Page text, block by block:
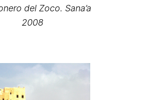
del Zoco. Sana’a
2008